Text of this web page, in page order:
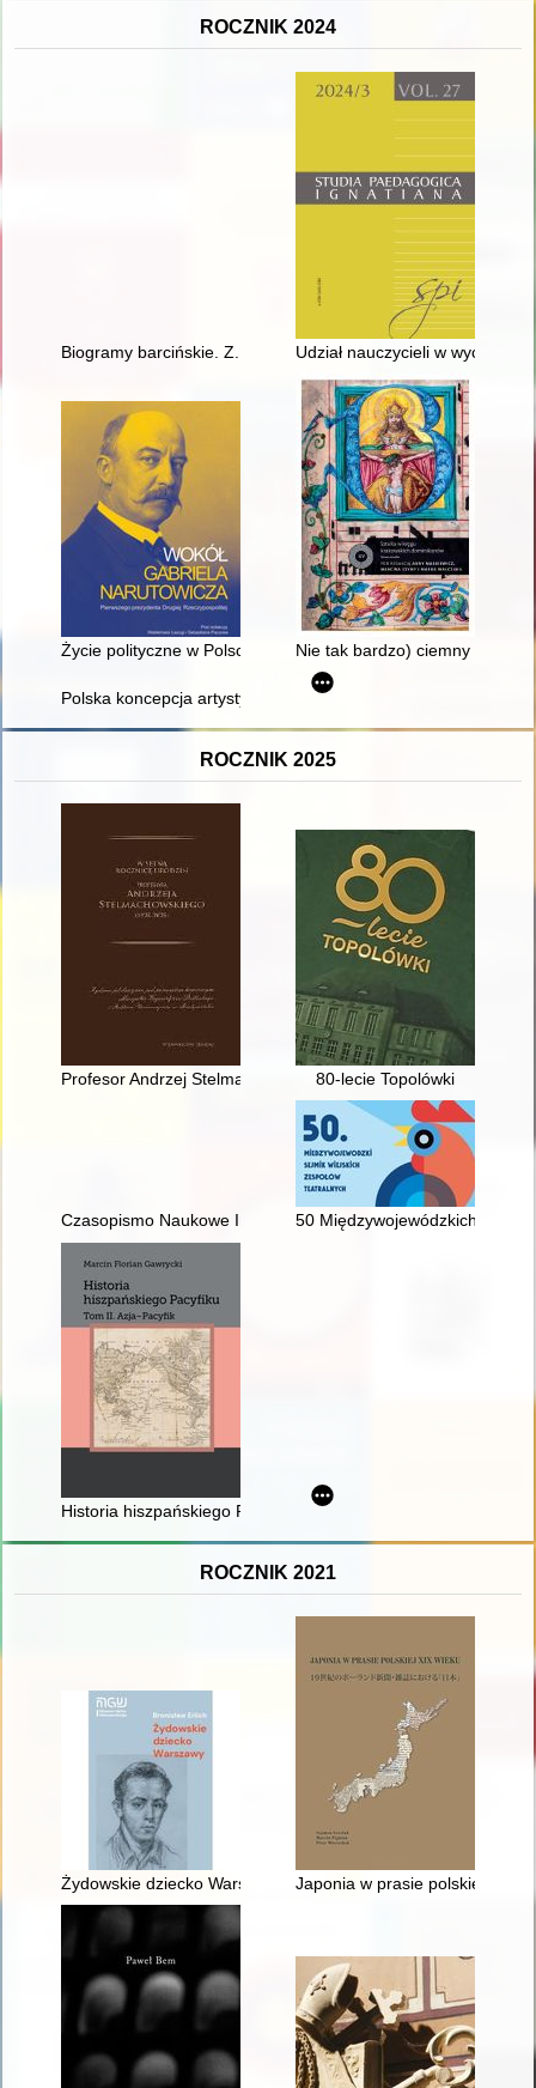
ROCZNIK 2024
Biogramy barcińskie. Z. 3 Udział nauczycieli w
Życie polityczne w Polsce w latach 1918-1922 w świetle
Nie tak bardzo) ciemny okres :
Polska koncepcja artystycznego kształcenia wokalnego w
ROCZNIK 2025
Profesor Andrzej Stelmachowski w służbie Polonii i Polaków z
80-lecie Topolówki
Czasopismo Naukowe Instytutu Studiów Kobiecych. 2025, [nr]
50 Międzywojewódzkich
Historia hiszpańskiego Pacyfiku. T. 2,
ROCZNIK 2021
Żydowskie dziecko Warszawy : wspomnienia czasu zagłady
Japonia w prasie polskiej XIX